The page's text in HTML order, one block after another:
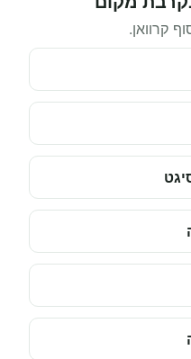
קרוואן.